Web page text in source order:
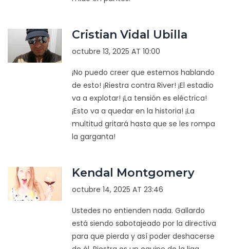
Cristian Vidal Ubilla
octubre 13, 2025 AT 10:00
¡No puedo creer que estemos hablando
de esto! ¡Riestra contra River! ¡El estadio
va a explotar! ¡La tensión es eléctrica!
¡Esto va a quedar en la historia! ¡La
multitud gritará hasta que se les rompa
la garganta!
Kendal Montgomery
octubre 14, 2025 AT 23:46
Ustedes no entienden nada. Gallardo
está siendo sabotajeado por la directiva
para que pierda y así poder deshacerse